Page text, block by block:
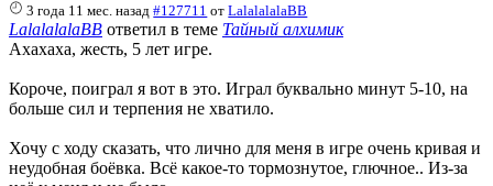
3 года 11 мес. назад #127711 отLalalalalaBB
LalalalalaBB ответил в теме Тайный алхимик
Ахахаха, жесть, 5 лет игре.
Короче, поиграл я вот в это. Играл буквально минут 5-10, на
больше сил и терпения не хватило.
Хочу с ходу сказать, что лично для меня в игре очень кривая и
неудобная боёвка. Всё какое-то тормознутое, глючное.. Из-за